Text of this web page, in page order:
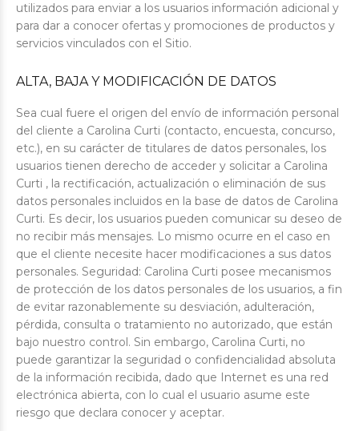
utilizados para enviar a los usuarios información adicional y
para dar a conocer ofertas y promociones de productos y
servicios vinculados con el Sitio.
ALTA, BAJA Y MODIFICACIÓN DE DATOS
Sea cual fuere el origen del envío de información personal
del cliente a Carolina Curti (contacto, encuesta, concurso,
etc.), en su carácter de titulares de datos personales, los
usuarios tienen derecho de acceder y solicitar a Carolina
Curti , la rectificación, actualización o eliminación de sus
datos personales incluidos en la base de datos de Carolina
Curti. Es decir, los usuarios pueden comunicar su deseo de
no recibir más mensajes. Lo mismo ocurre en el caso en
que el cliente necesite hacer modificaciones a sus datos
personales. Seguridad: Carolina Curti posee mecanismos
de protección de los datos personales de los usuarios, a fin
de evitar razonablemente su desviación, adulteración,
pérdida, consulta o tratamiento no autorizado, que están
bajo nuestro control. Sin embargo, Carolina Curti, no
puede garantizar la seguridad o confidencialidad absoluta
de la información recibida, dado que Internet es una red
electrónica abierta, con lo cual el usuario asume este
riesgo que declara conocer y aceptar.